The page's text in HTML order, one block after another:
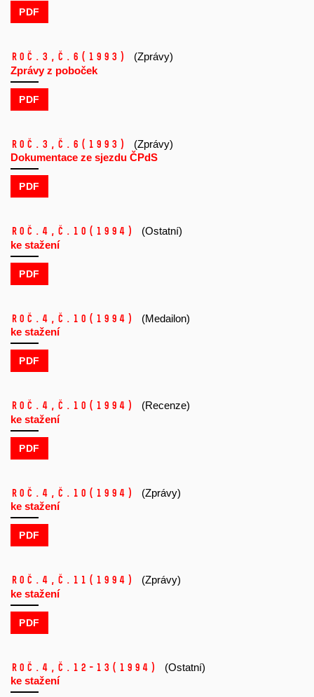
PDF
Roč.3, č.6 (1993)
(Zprávy)
Zprávy z poboček
PDF
Roč.3, č.6 (1993)
(Zprávy)
Dokumentace ze sjezdu ČPdS
PDF
Roč.4, č.10 (1994)
(Ostatní)
ke stažení
PDF
Roč.4, č.10 (1994)
(Medailon)
ke stažení
PDF
Roč.4, č.10 (1994)
(Recenze)
ke stažení
PDF
Roč.4, č.10 (1994)
(Zprávy)
ke stažení
PDF
Roč.4, č.11 (1994)
(Zprávy)
ke stažení
PDF
Roč.4, č.12-13 (1994)
(Ostatní)
ke stažení